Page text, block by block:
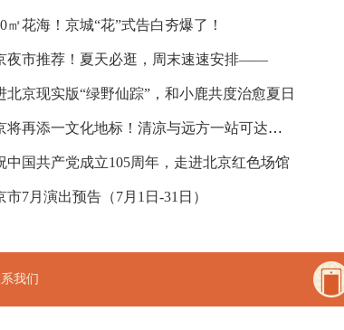
㎡花海！京城“花”式告白夯爆了！
夜市推荐！夏天必逛，周末速速安排——
北京现实版“绿野仙踪”，和小鹿共度治愈夏日
再添一文化地标！清凉与远方一站可达｜周末京郊微度假
中国共产党成立105周年，走进北京红色场馆
市7月演出预告（7月1日-31日）
我们